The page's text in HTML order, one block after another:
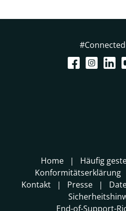
Home
Häufig
Konformitätserklärung
Kontakt
Presse
End-of-Support-